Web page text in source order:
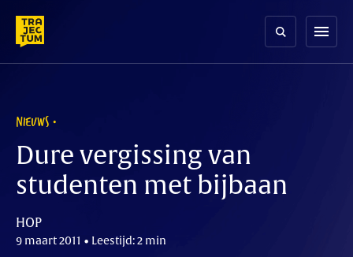
content
menu
NIEUWS
Dure vergissing van
studenten met bijbaan
HOP
9 maart 2011 • Leestijd: 2 min